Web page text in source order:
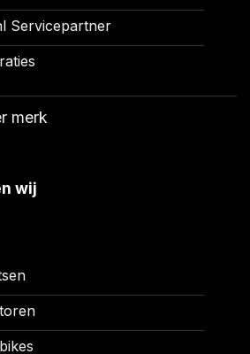
Servicepartner
merk
wij